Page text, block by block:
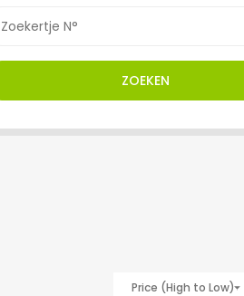
ZOEKEN
Price (High to Low)